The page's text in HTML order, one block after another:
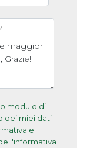
modulo di
dei miei dati
e